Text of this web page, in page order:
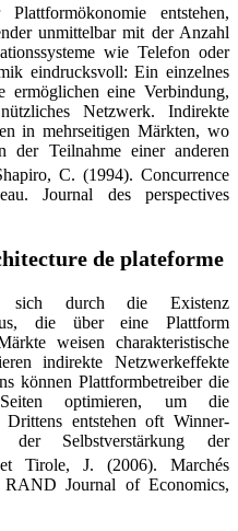
entstehen,
unmittelbar mit der Anzahl
wie Telefon oder
eindrucksvoll: Ein einzelnes
eine Verbindung,
Netzwerk. Indirekte
in mehrseitigen Märkten, wo
Teilnahme einer anderen
C. (1994). Concurrence
Journal des perspectives
de plateforme
sich durch die Existenz
die über eine Plattform
weisen charakteristische
indirekte Netzwerkeffekte
können Plattformbetreiber die
optimieren, um die
Drittens entstehen oft Winner-
der Selbstverstärkung der
Tirole, J. (2006). Marchés
Journal of Economics,